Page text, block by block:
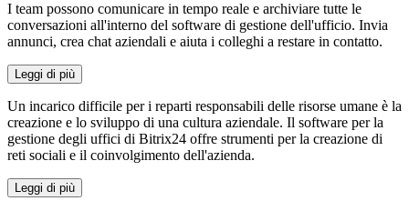
I team possono comunicare in tempo reale e archiviare tutte le
conversazioni all'interno del software di gestione dell'ufficio. Invia
annunci, crea chat aziendali e aiuta i colleghi a restare in contatto.
Leggi di più
Un incarico difficile per i reparti responsabili delle risorse umane è la
creazione e lo sviluppo di una cultura aziendale. Il software per la
gestione degli uffici di Bitrix24 offre strumenti per la creazione di
reti sociali e il coinvolgimento dell'azienda.
Leggi di più